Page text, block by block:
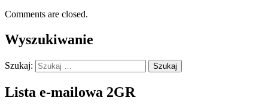
Comments are closed.
Wyszukiwanie
Szukaj:
Lista e-mailowa 2GR